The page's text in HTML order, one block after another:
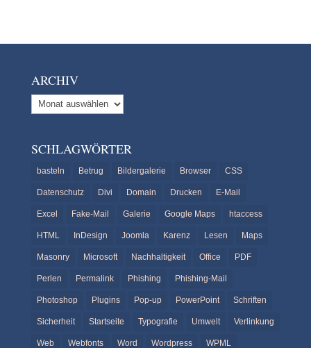
ARCHIV
Archiv
SCHLAGWÖRTER
basteln Betrug Bildergalerie Browser CSS
Datenschutz Divi Domain Drucken E-Mail
Excel Fake-Mail Galerie Google Maps htaccess
HTML InDesign Joomla Karenz Lesen Maps
Masonry Microsoft Nachhaltigkeit Office PDF
Perlen Permalink Phishing Phishing-Mail
Photoshop Plugins Pop-up PowerPoint Schriften
Sicherheit Startseite Typografie Umwelt Verlinkung
Web Webfonts Word Wordpress WPML